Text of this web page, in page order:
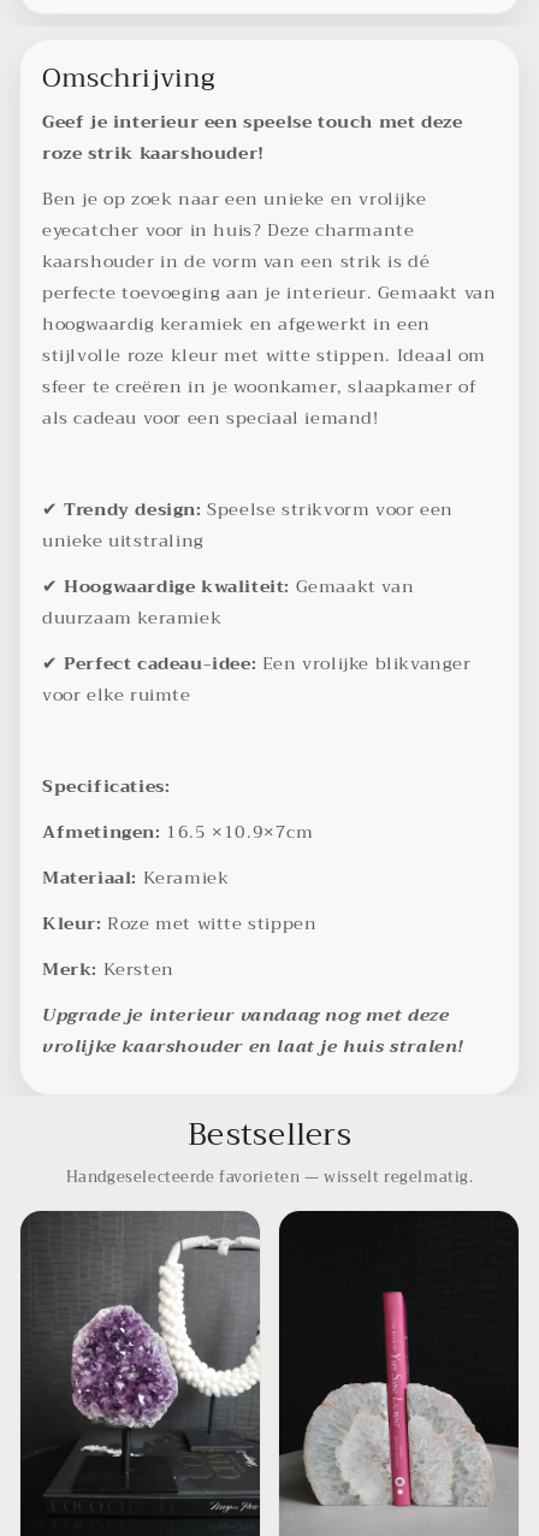
Omschrijving
Geef je interieur een speelse touch met deze
roze strik kaarshouder!
Ben je op zoek naar een unieke en vrolijke
eyecatcher voor in huis? Deze charmante
kaarshouder in de vorm van een strik is dé
perfecte toevoeging aan je interieur. Gemaakt van
hoogwaardig keramiek en afgewerkt in een
stijlvolle roze kleur met witte stippen. Ideaal om
sfeer te creëren in je woonkamer, slaapkamer of
als cadeau voor een speciaal iemand!
✔Trendy design: Speelse strikvorm voor een
unieke uitstraling
✔Hoogwaardige kwaliteit: Gemaakt van
duurzaam keramiek
✔Perfect cadeau-idee: Een vrolijke blikvanger
voor elke ruimte
Specificaties:
Afmetingen: 16.5 ×10.9×7cm
Materiaal: Keramiek
Kleur: Roze met witte stippen
Merk: Kersten
Upgrade je interieur vandaag nog met deze
vrolijke kaarshouder en laat je huis stralen!
Bestsellers
Handgeselecteerde favorieten — wisselt regelmatig.